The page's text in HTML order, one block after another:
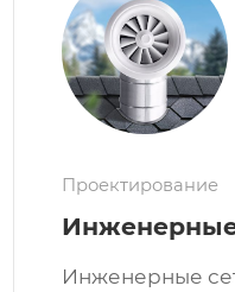
Проектирование
Инженерные